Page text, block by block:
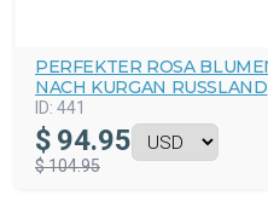
PERFEKTER ROSA
ACH KURGAN RUSSLAND
ID: 441
$ 94.95
$ 104.95